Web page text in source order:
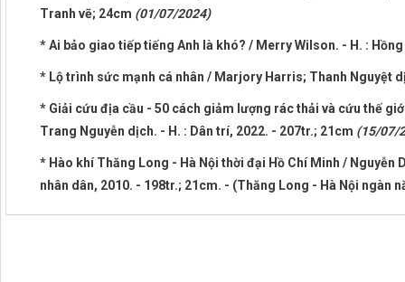
Tranh vẽ; 24cm (01/07/2024)
* Ai bảo giao tiếp tiếng Anh là khó? / Merry Wilson. - H. :
* Lộ trình sức mạnh cá nhân / Marjory Harris; Thanh Nguyệt
* Giải cứu địa cầu - 50 cách giảm lượng rác thải và cứu thế
Trang Nguyễn dịch. - H. : Dân trí, 2022. - 207tr.; 21cm (15/07/
* Hào khí Thăng Long - Hà Nội thời đại Hồ Chí Minh / Nguyễn
nhân dân, 2010. - 198tr.; 21cm. - (Thăng Long - Hà Nội ngàn